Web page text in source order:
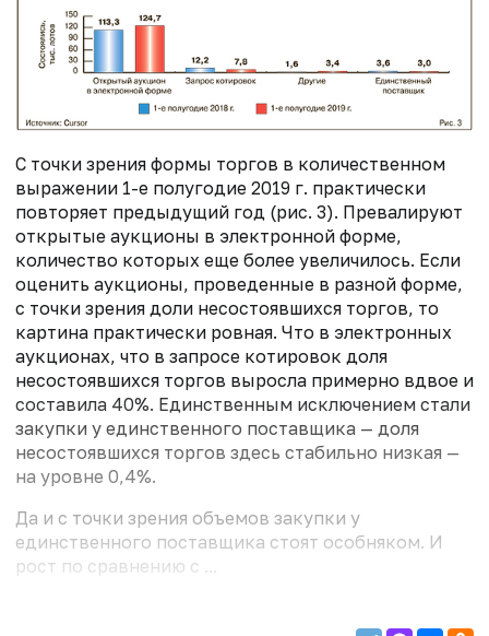
С точки зрения формы торгов в количественном
выражении 1-е полугодие 2019 г. практически
повторяет предыдущий год (рис. 3). Превалируют
открытые аукционы в электронной форме,
количество которых еще более увеличилось. Если
оценить аукционы, проведенные в разной форме,
с точки зрения доли несостоявшихся торгов, то
картина практически ровная. Что в электронных
аукционах, что в запросе котировок доля
несостоявшихся торгов выросла примерно вдвое и
составила 40%. Единственным исключением стали
закупки у единственного поставщика — доля
несостоявшихся торгов здесь стабильно низкая —
на уровне 0,4%.
Да и с точки зрения объемов закупки у
единственного поставщика стоят особняком. И
рост по сравнению с ...